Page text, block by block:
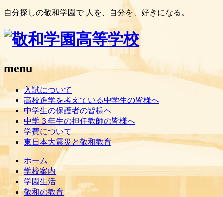
自分探しの敬和学園で 人を、自分を、好きになる。
menu
入試について
高校進学を考えている中学生の皆様へ
中学生の保護者の皆様へ
中学３年生の担任教師の皆様へ
学費について
東日本大震災と敬和教育
ホーム
学校案内
学園生活
敬和の教育